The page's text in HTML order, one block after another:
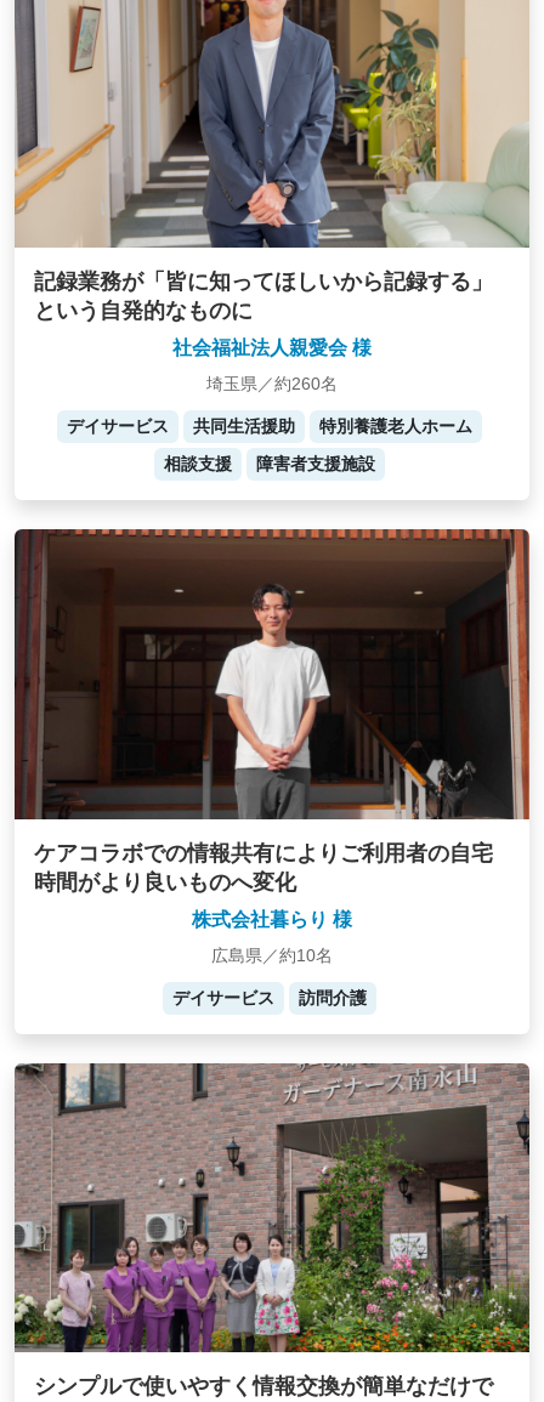
記録業務が「皆に知ってほしいから記録する」
という自発的なものに
社会福祉法人親愛会 様
埼玉県／約260名
デイサービス 共同生活援助
特別養護老人ホーム
相談支援
障害者支援施設
ケアコラボでの情報共有によりご利用者の自宅
時間がより良いものへ変化
株式会社暮らり 様
広島県／約10名
デイサービス 訪問介護
シンプルで使いやすく情報交換が簡単なだけで